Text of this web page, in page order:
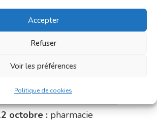
Accepter
Refuser
Voir les préférences
Politique de cookies
:pharmacie Charignon-
(La Fouillade)
au 9 octobre :
(rue Marcellin-Fabre)
octobre : pharmacie